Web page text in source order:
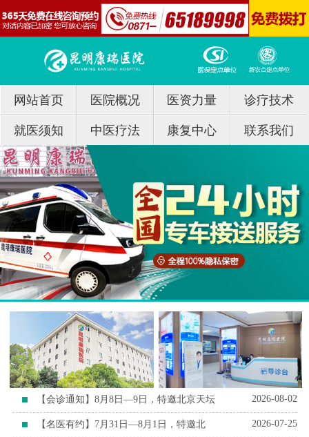
网站首页 医院概况 医资力量 诊疗技术
就医须知 中医疗法 康复中心 联系我们
【会诊通知】8月8日—9日，特邀北京天坛 2026-08-02
【名医有约】7月31日—8月1日，特邀北 2026-07-25